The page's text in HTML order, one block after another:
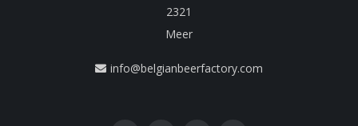
2321
Meer
info@belgianbeerfactory.com